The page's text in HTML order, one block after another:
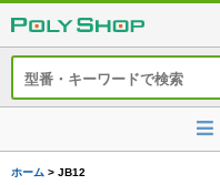
ホーム > JB12